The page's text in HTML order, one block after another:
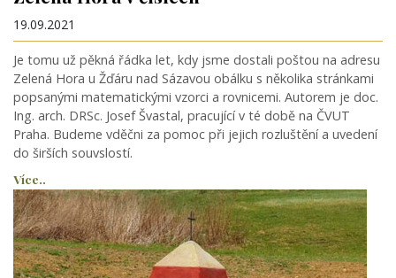
19.09.2021
Je tomu už pěkná řádka let, kdy jsme dostali poštou na adresu
Zelená Hora u Žďáru nad Sázavou obálku s několika stránkami
popsanými matematickými vzorci a rovnicemi. Autorem je doc.
Ing. arch. DRSc. Josef Švastal, pracující v té době na ČVUT
Praha. Budeme vděčni za pomoc při jejich rozluštění a uvedení
do širších souvslostí.
Více..